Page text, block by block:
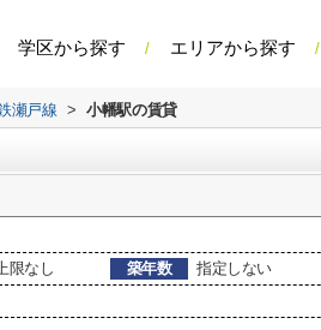
学区から探す エリアから探す
瀬戸線 > 小幡駅の賃貸
限なし 築年数
指定しない